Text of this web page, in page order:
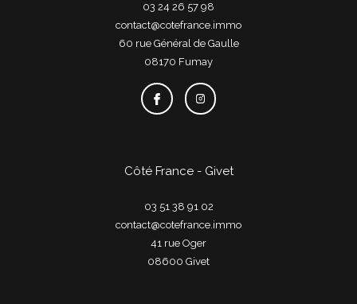
03 24 26 57 98
contact@cotefrance.immo
60 rue Général de Gaulle
08170
fumay
Côté France - Givet
03 51 38 91 02
contact@cotefrance.immo
41 rue Oger
08600
givet